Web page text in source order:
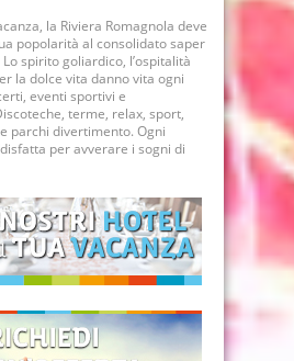
la Riviera Romagnola deve
popolarità al consolidato saper
spirito goliardico, l’ospitalità
la dolce vita danno vita ogni
eventi sportivi e
terme, relax, sport,
parchi divertimento. Ogni
per avverare i sogni di